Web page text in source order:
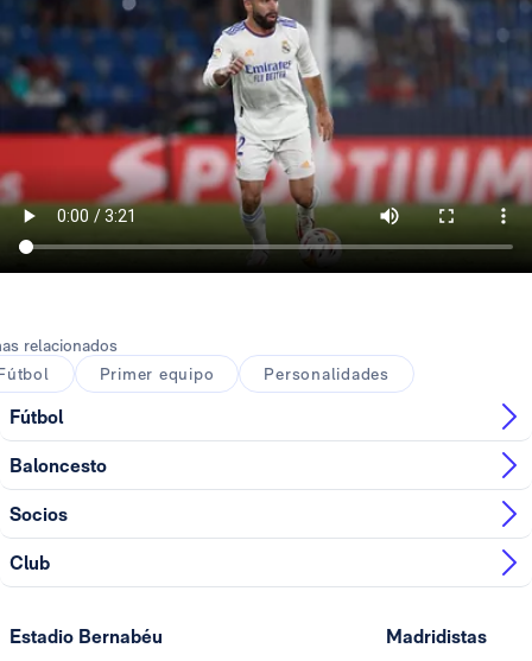
relacionados
Primer equipo Personalidades
Fútbol
Baloncesto
Socios
Club
Estadio Bernabéu Madridistas